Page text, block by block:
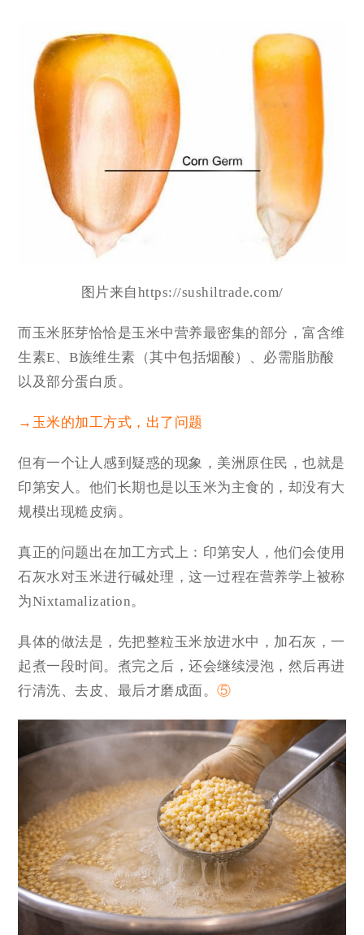
图片来自https://sushiltrade.com/
而 玉米胚芽恰恰是玉米中营养最密集的部分，富含维
生素E、B族维生素（其中包括烟酸）、必需脂肪酸
以及部分蛋白质。
→玉米的加工方式，出了问题
但有一个让人感到疑惑的现象，美洲原住民，也就是
印第安人。他们长期也是以玉米为主食的，却没有大
规模出现糙皮病。
真正的问题出在加工方式上：印第安人，他们会使用
石灰水对玉米进行碱处理，这一过程在营养学上被称
为Nixtamalization。
具体的做法是，先把整粒玉米放进水中，加石灰，一
起煮一段时间。煮完之后，还会继续浸泡，然后再进
行清洗、去皮、最后才磨成面。⑤